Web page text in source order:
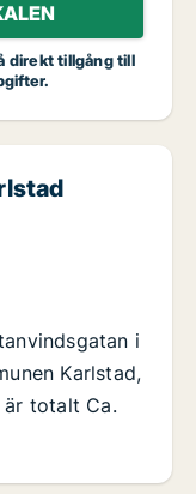
direkt tillgång till
i
Karlstad,
är totalt Ca.